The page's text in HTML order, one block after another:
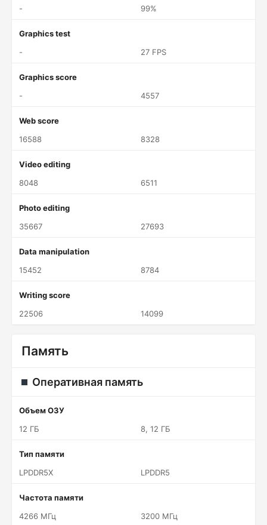
-
99%
Graphics test
-
27 FPS
Graphics score
-
4557
Web score
16588
8328
Video editing
8048
6511
Photo editing
35667
27693
Data manipulation
15452
8784
Writing score
22506
14099
Память
Оперативная память
Объем ОЗУ
12 ГБ
8, 12 ГБ
Тип памяти
LPDDR5X
LPDDR5
Частота памяти
4266 МГц
3200 МГц